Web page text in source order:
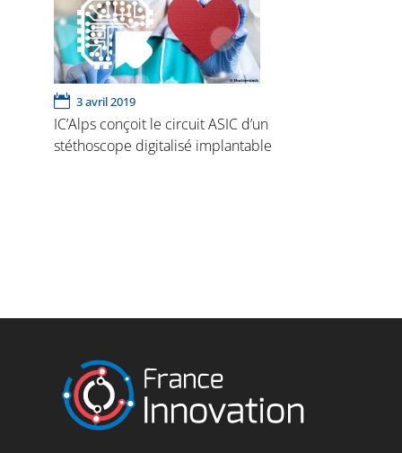
3 avril 2019
IC’Alps conçoit le circuit ASIC d’un
stéthoscope digitalisé implantable